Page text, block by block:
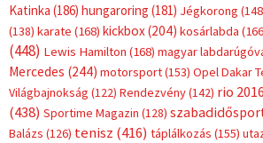
Katinka (186) hungaroring (181) Jégkorong
(138) karate (168) kickbox(204) kosárlabda
(448) Lewis Hamilton (168) magyar
Mercedes (244) motorsport(153) Opel Dakar
Világbajnokság (122) Rendezvény(142) rio 2016
(438) Sportime Magazin (128)
Balázs (126) tenisz (416) táplálkozás (155)